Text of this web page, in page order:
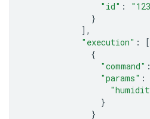
"id" :
}
],
"execution" :
[
{
"command" :
"params" :
}
}